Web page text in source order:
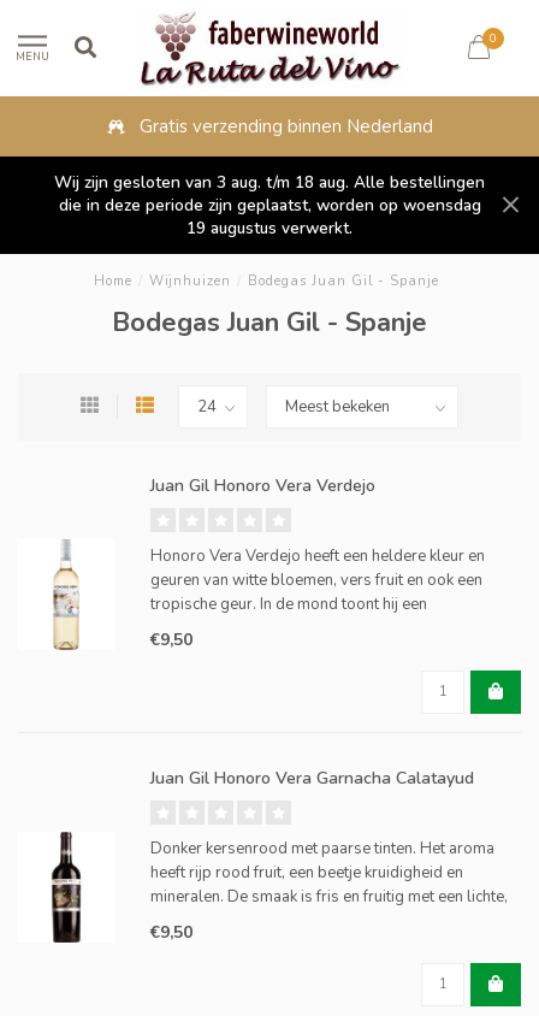
MENU
0
Gratis verzending binnen Nederland
Wij zijn gesloten van 3 aug. t/m 18 aug. Alle bestellingen
die in deze periode zijn geplaatst, worden op woensdag
19 augustus verwerkt.
Home / Wijnhuizen / Bodegas Juan Gil - Spanje
Bodegas Juan Gil - Spanje
Juan Gil Honoro Vera Verdejo
Honoro Vera Verdejo heeft een heldere kleur en
geuren van witte bloemen, vers fruit en ook een
tropische geur. In de mond toont hij een
evenwichtige en lichtzure smaak. Het is een makkelijk
drinkbare en aangename wijn.
€9,50
Juan Gil Honoro Vera Garnacha Calatayud
Donker kersenrood met paarse tinten. Het aroma
heeft rijp rood fruit, een beetje kruidigheid en
mineralen. De smaak is fris en fruitig met een lichte,
kruidige afdronk.
€9,50